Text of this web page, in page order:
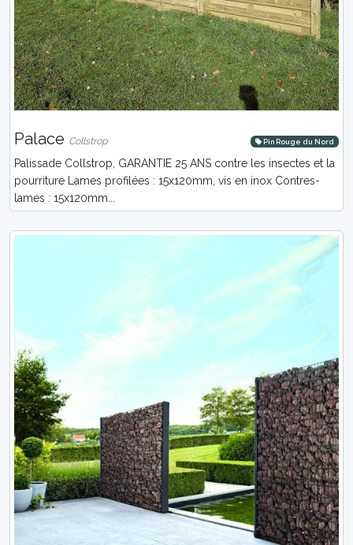
Palace Collstrop Pin Rouge du Nord
Palissade Collstrop, GARANTIE 25 ANS contre les insectes et la
pourriture Lames profilées : 15x120mm, vis en inox Contres-
lames : 15x120mm...